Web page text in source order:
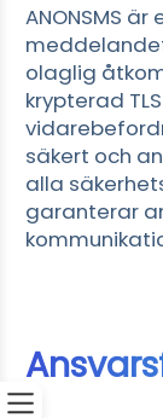
ANONSMS
olaglig
krypterad
säkert och
alla
garanterar